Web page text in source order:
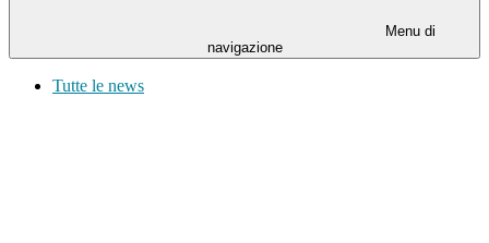
Menu di
navigazione
Tutte le news